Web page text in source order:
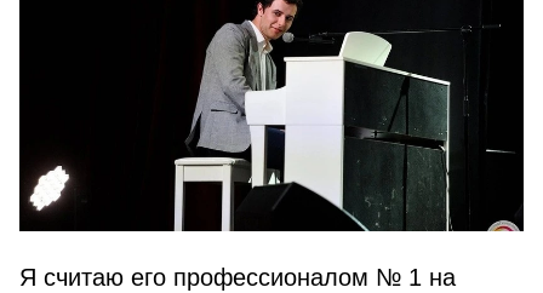
Я считаю его профессионалом № 1 на